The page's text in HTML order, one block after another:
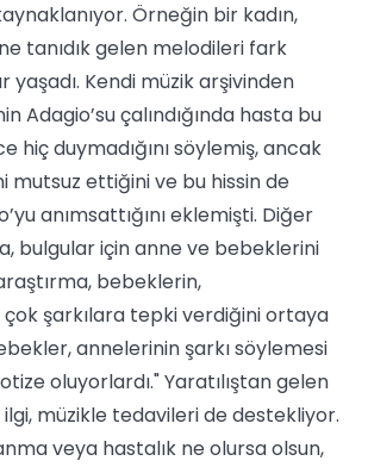
Örneğin bir kadın,
tanıdık gelen melodileri fark
Kendi müzik arşivinden
Adagio’su çalındığında hasta bu
hiç duymadığını söylemiş, ancak
mutsuz ettiğini ve bu hissin de
anımsattığını eklemişti. Diğer
bulgular için anne ve bebeklerini
bebeklerin,
şarkılara tepki verdiğini ortaya
annelerinin şarkı söylemesi
oluyorlardı." Yaratılıştan gelen
ilgi, müzikle tedavileri de destekliyor.
veya hastalık ne olursa olsun,